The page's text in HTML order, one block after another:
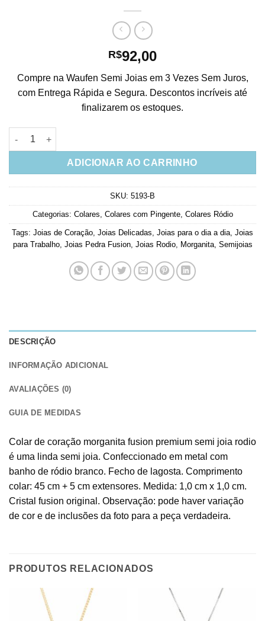
R$92,00
Compre na Waufen Semi Joias em 3 Vezes Sem Juros,
com Entrega Rápida e Segura. Descontos incríveis até
finalizarem os estoques.
Colar De Coração Morganita Fusion Premium Semi Joia Rodio
ADICIONAR AO CARRINHO
SKU: 5193-B
Categorias: Colares, Colares com Pingente, Colares Ródio
Tags: Joias de Coração, Joias Delicadas, Joias para o dia a dia, Joias
para Trabalho, Joias Pedra Fusion, Joias Rodio, Morganita, Semijoias
DESCRIÇÃO
INFORMAÇÃO ADICIONAL
AVALIAÇÕES (0)
GUIA DE MEDIDAS
Colar de coração morganita fusion premium semi joia rodio
é uma linda semi joia. Confeccionado em metal com
banho de ródio branco. Fecho de lagosta. Comprimento
colar: 45 cm + 5 cm extensores. Medida: 1,0 cm x 1,0 cm.
Cristal fusion original. Observação: pode haver variação
de cor e de inclusões da foto para a peça verdadeira.
PRODUTOS RELACIONADOS